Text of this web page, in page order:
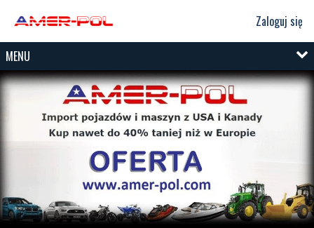
Zaloguj się
MENU